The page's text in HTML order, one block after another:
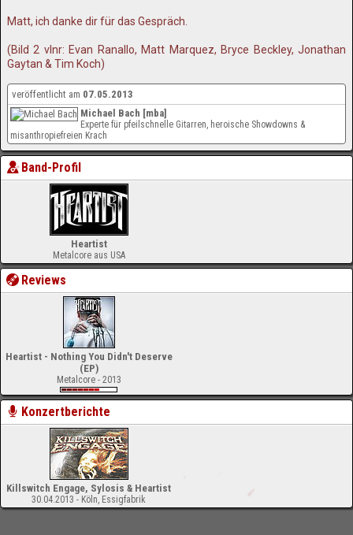
Matt, ich danke dir für das Gespräch.
(Bild 2 vlnr: Evan Ranallo, Matt Marquez, Bryce Beckley, Jonathan
Gaytan & Tim Koch)
veröffentlicht am 07.05.2013
Michael Bach [mba]
Experte für pfeilschnelle Gitarren, heroische Showdowns &
misanthropiefreien Krach
Band-Profil
Heartist
Metalcore aus USA
Reviews
Heartist - Nothing You Didn't Deserve
(EP)
Metalcore - 2013
Konzertberichte
Killswitch Engage, Sylosis & Heartist
30.04.2013 - Köln, Essigfabrik